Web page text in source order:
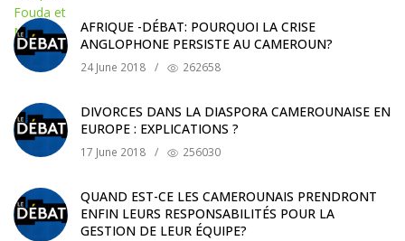
AFRIQUE -DÉBAT: POURQUOI LA CRISE
ANGLOPHONE PERSISTE AU CAMEROUN?
24 June 2018 / 262658
DIVORCES DANS LA DIASPORA CAMEROUNAISE EN
EUROPE : EXPLICATIONS ?
17 June 2018 / 256030
QUAND EST-CE LES CAMEROUNAIS PRENDRONT
ENFIN LEURS RESPONSABILITÉS POUR LA
GESTION DE LEUR ÉQUIPE?